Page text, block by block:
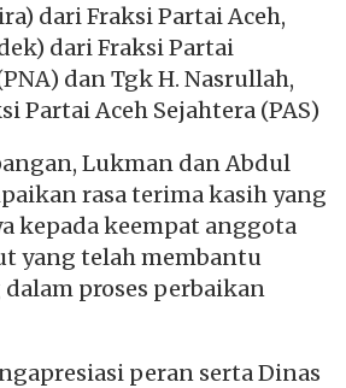
dari Fraksi Partai Aceh,
dari Fraksi Partai
dan Tgk H. Nasrullah,
Partai Aceh Sejahtera (PAS)
Lukman dan Abdul
rasa terima kasih yang
kepada keempat anggota
yang telah membantu
proses perbaikan
peran serta Dinas